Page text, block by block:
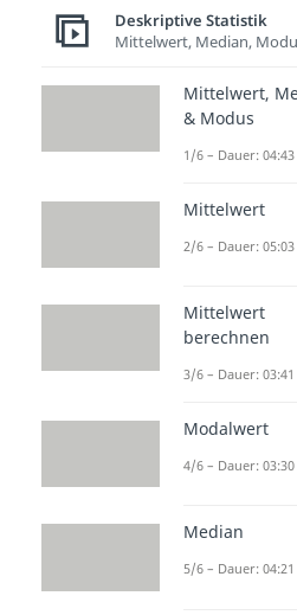
übersichtlich
kannst durch
oft ein
Diese Tabelle
sich 20
In der Spalte
Menge der
Antworten
als
Deskriptive Statistik
Mittelwert, Median,
Mittelwert,
& Modus
1/6 – Dauer: 04:43
Mittelwert
2/6 – Dauer: 05:03
Mittelwert
berechnen
3/6 – Dauer: 03:41
Modalwert
4/6 – Dauer: 03:30
Median
5/6 – Dauer: 04:21